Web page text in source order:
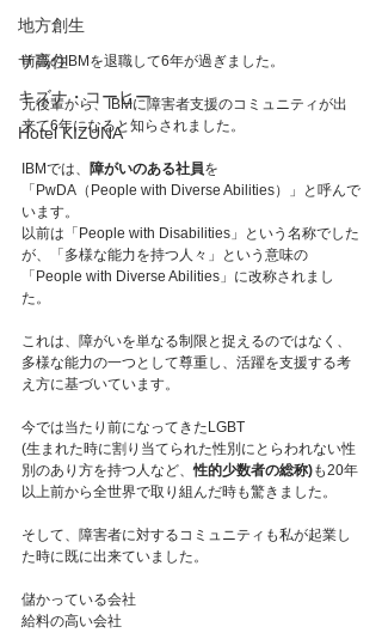
地方創生
サ高住
キズナ・コーヒー
Hotel KIZUNA
前職のIBMを退職して6年が過ぎました。
元後輩から、IBMに障害者支援のコミュニティが出
来て6年になると知らされました。
IBMでは、 障がいのある社員を
「PwDA（People with Diverse Abilities）」と呼んで
います。
以前は「People with Disabilities」という名称でした
が、「多様な能力を持つ人々」という意味の
「People with Diverse Abilities」に改称されまし
た。﻿
これは、障がいを単なる制限と捉えるのではなく、
多様な能力の一つとして尊重し、活躍を支援する考
え方に基づいています。
今では当たり前になってきたLGBT
(生まれた時に割り当てられた性別にとらわれない性
別のあり方を持つ人など、性的少数者の総称)も20年
以上前から全世界で取り組んだ時も驚きました。
そして、障害者に対するコミュニティも私が起業し
た時に既に出来ていました。
儲かっている会社
給料の高い会社